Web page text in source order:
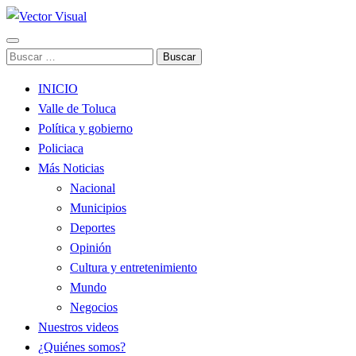
Vector Visual
Noticias y Producción Audiovisual
Buscar:
INICIO
Valle de Toluca
Política y gobierno
Policiaca
Más Noticias
Nacional
Municipios
Deportes
Opinión
Cultura y entretenimiento
Mundo
Negocios
Nuestros videos
¿Quiénes somos?